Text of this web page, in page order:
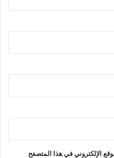
الإلكتروني في هذا المتصفح